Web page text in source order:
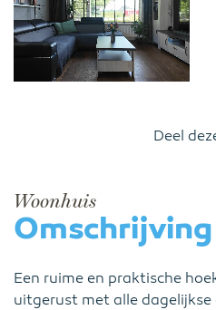
Deel
Woonhuis
Omschrijving
Een ruime en praktische
uitgerust met alle dagelijkse